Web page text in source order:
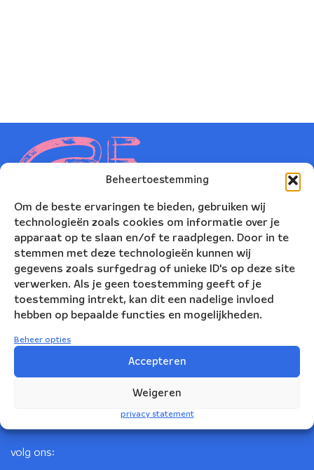
Beheertoestemming
Om de beste ervaringen te bieden, gebruiken wij
technologieën zoals cookies om informatie over je
apparaat op te slaan en/of te raadplegen. Door in te
stemmen met deze technologieën kunnen wij
gegevens zoals surfgedrag of unieke ID's op deze site
verwerken. Als je geen toestemming geeft of je
toestemming intrekt, kan dit een nadelige invloed
hebben op bepaalde functies en mogelijkheden.
Beheer opties
Accepteren
Weigeren
privacy statement
Nederlands Blazers Ensemble
Korte Leidsedwarsstraat 12
volg ons: